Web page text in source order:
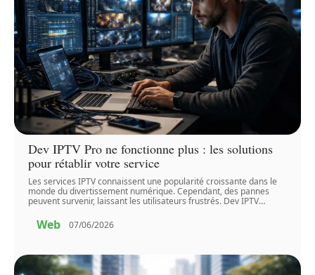
Dev IPTV Pro ne fonctionne plus : les solutions
pour rétablir votre service
Les services IPTV connaissent une popularité croissante dans le
monde du divertissement numérique. Cependant, des pannes
peuvent survenir, laissant les utilisateurs frustrés. Dev IPTV…
Web 07/06/2026